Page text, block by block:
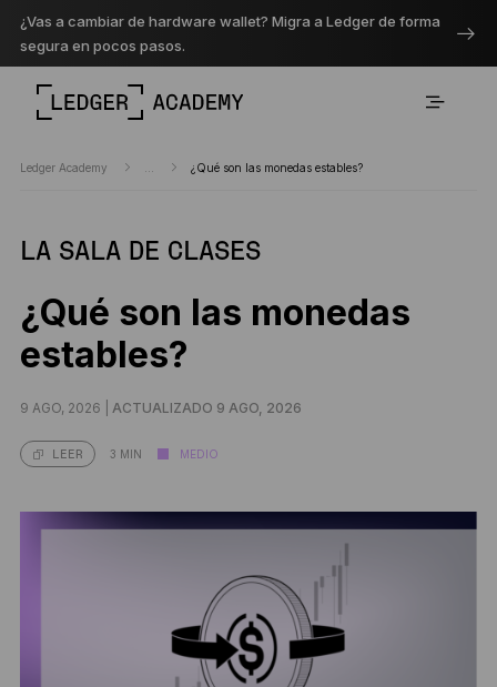
¿Vas a cambiar de hardware wallet? Migra a Ledger de forma
segura en pocos pasos.
Ledger Academy ¿Qué son las monedas estables?
LA SALA DE CLASES
¿Qué son las monedas
estables?
9 AGO, 2026 | ACTUALIZADO 9 AGO, 2026
LEER 3 MIN MEDIO